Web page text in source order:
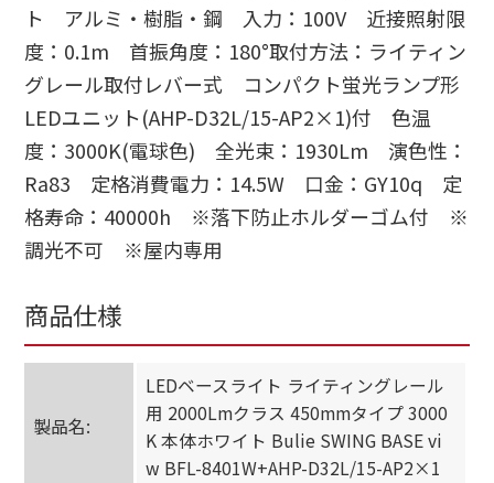
ト アルミ・樹脂・鋼 入力：100V 近接照射限
度：0.1m 首振角度：180°取付方法：ライティン
グレール取付レバー式 コンパクト蛍光ランプ形
LEDユニット(AHP-D32L/15-AP2×1)付 色温
度：3000K(電球色) 全光束：1930Lm 演色性：
Ra83 定格消費電力：14.5W 口金：GY10q 定
格寿命：40000h ※落下防止ホルダーゴム付 ※
調光不可 ※屋内専用
商品仕様
製品名:
LEDベースライト ライティングレール
用 2000Lmクラス 450mmタイプ 3000
K 本体ホワイト Bulie SWING BASE vi
w BFL-8401W+AHP-D32L/15-AP2×1